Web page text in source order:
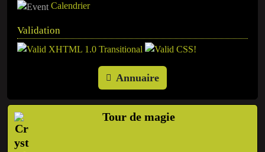
Calendrier
Validation
Annuaire
Tour de magie